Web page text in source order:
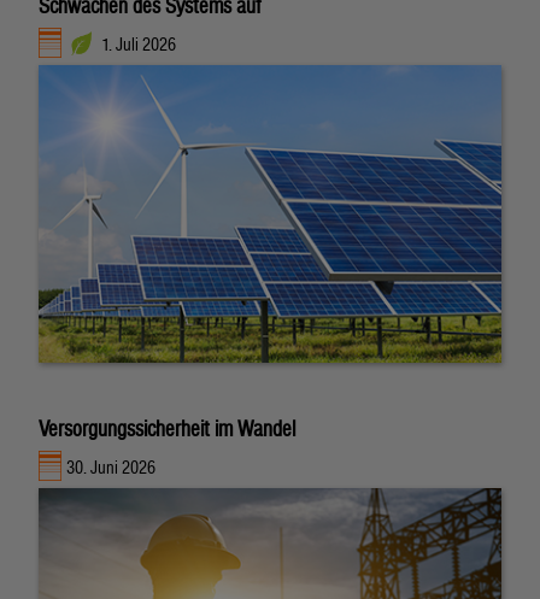
Schwächen des Systems auf
1. Juli 2026
Versorgungssicherheit im Wandel
30. Juni 2026